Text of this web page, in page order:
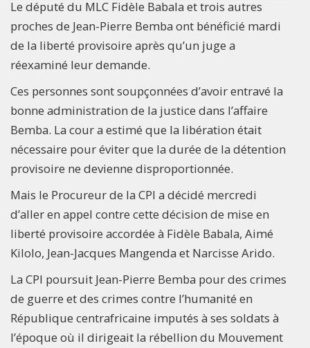
Le député du MLC Fidèle Babala et trois autres
proches de Jean-Pierre Bemba ont bénéficié mardi
de la liberté provisoire après qu’un juge a
réexaminé leur demande.
Ces personnes sont soupçonnées d’avoir entravé la
bonne administration de la justice dans l’affaire
Bemba. La cour a estimé que la libération était
nécessaire pour éviter que la durée de la détention
provisoire ne devienne disproportionnée.
Mais le Procureur de la CPI a décidé mercredi
d’aller en appel contre cette décision de mise en
liberté provisoire accordée à Fidèle Babala, Aimé
Kilolo, Jean-Jacques Mangenda et Narcisse Arido.
La CPI poursuit Jean-Pierre Bemba pour des crimes
de guerre et des crimes contre l’humanité en
République centrafricaine imputés à ses soldats à
l’époque où il dirigeait la rébellion du Mouvement